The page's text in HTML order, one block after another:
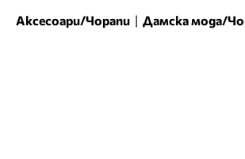
Аксесоари/Чорапи | Дамска мода/